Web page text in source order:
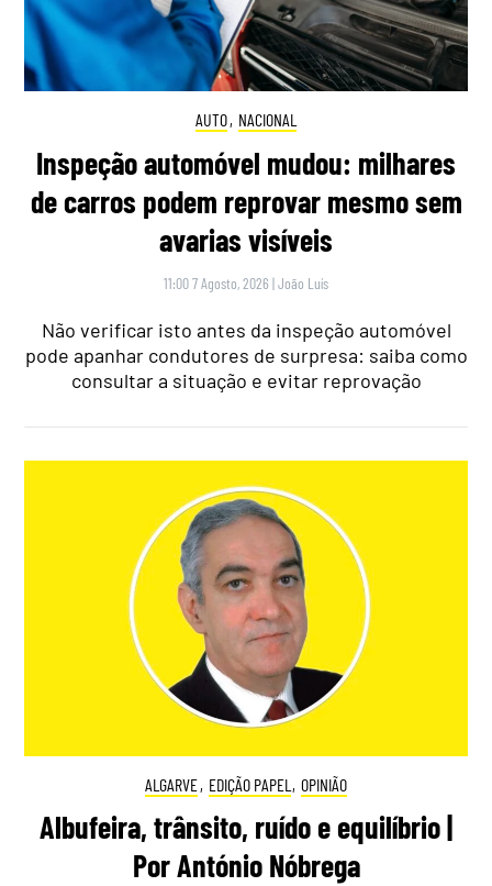
AUTO, NACIONAL
Inspeção automóvel mudou: milhares
de carros podem reprovar mesmo sem
avarias visíveis
11:00 7 Agosto, 2026 |João Luís
Não verificar isto antes da inspeção automóvel
pode apanhar condutores de surpresa: saiba como
consultar a situação e evitar reprovação
ALGARVE, EDIÇÃO PAPEL , OPINIÃO
Albufeira, trânsito, ruído e equilíbrio |
Por António Nóbrega